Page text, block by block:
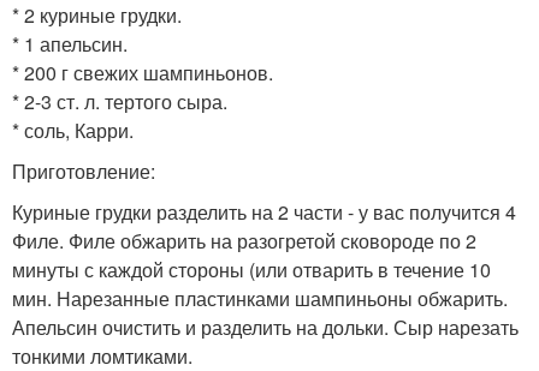
* 2 куриные грудки.
* 1 апельсин.
* 200 г свежих шампиньонов.
* 2-3 ст. л. тертого сыра.
* соль, Карри.
Приготовление:
Куриные грудки разделить на 2 части - у вас получится 4
Филе. Филе обжарить на разогретой сковороде по 2
минуты с каждой стороны (или отварить в течение 10
мин. Нарезанные пластинками шампиньоны обжарить.
Апельсин очистить и разделить на дольки. Сыр нарезать
тонкими ломтиками.